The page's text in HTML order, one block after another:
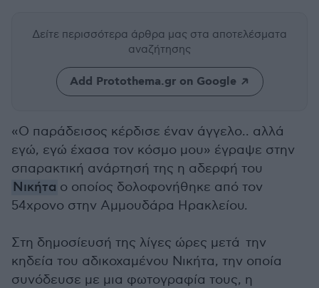
Δείτε περισσότερα άρθρα μας στα αποτελέσματα
αναζήτησης
Add Protothema.gr on Google
«Ο παράδεισος κέρδισε έναν άγγελο.. αλλά
εγώ, εγώ έχασα τον κόσμο μου» έγραψε στην
σπαρακτική ανάρτησή της η αδερφή του
Νικήτα ο οποίος δολοφονήθηκε από τον
54χρονο στην Αμμουδάρα Ηρακλείου.
Στη δημοσίευσή της λίγες ώρες μετά την
κηδεία του αδικοχαμένου Νικήτα, την οποία
συνόδευσε με μια φωτογραφία τους, η